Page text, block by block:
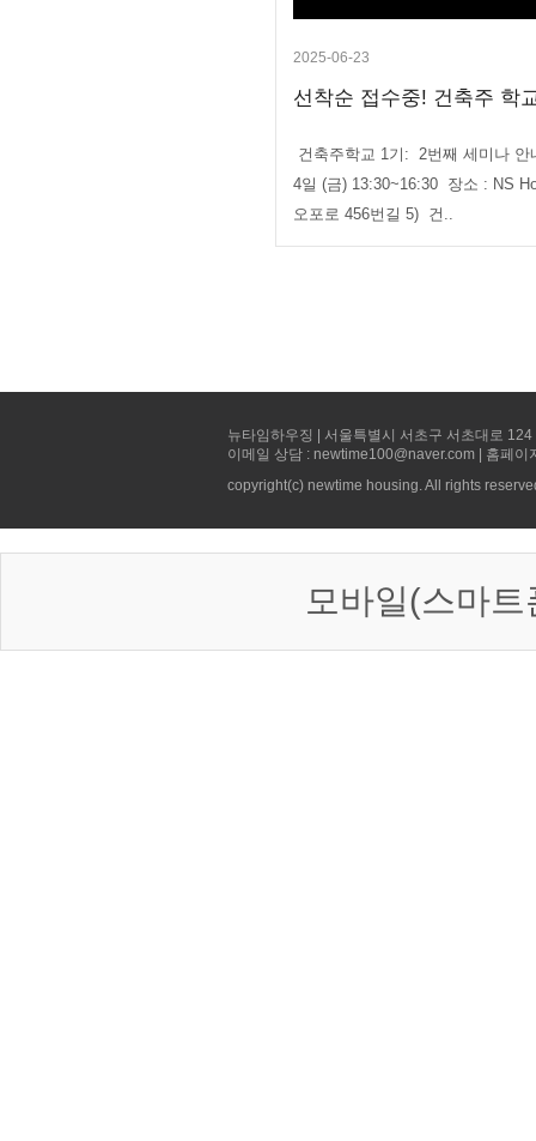
2025-06-23
선착순 접수중! 건축주 학
건축주학교 1기: 2번째 세미나
4일 (금) 13:30~16:30 장소 : NS
오포로 456번길 5) 건..
뉴타임하우징 | 서울특별시 서초구 서초대로
이메일 상담 : newtime100@naver.com | 홈페
copyright(c) newtime housing. All rights
모바일(스마